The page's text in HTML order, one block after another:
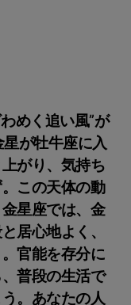
めく追い風”が
が牡牛座に入
がり、気持ち
この天体の動
星座では、金
居心地よく、
官能を存分に
普段の生活で
。あなたの人